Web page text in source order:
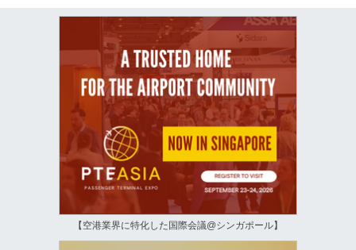
【空港業界に特化した国際会議@シンガポール】